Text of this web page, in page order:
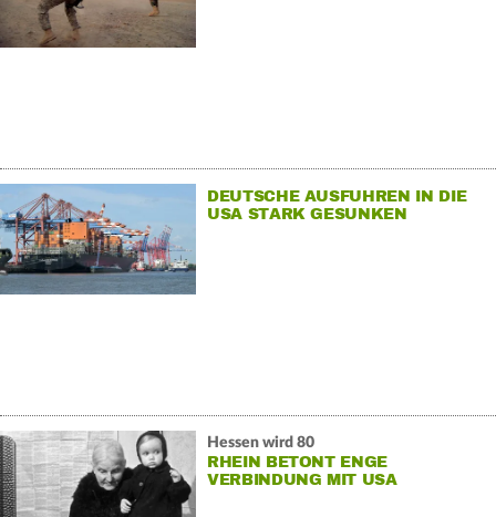
DEUTSCHE AUSFUHREN IN DIE
USA STARK GESUNKEN
Hessen wird 80
RHEIN BETONT ENGE
VERBINDUNG MIT USA